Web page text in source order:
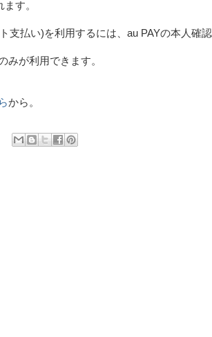
す。
支払い)を利用するには、au PAYの本人確
みが利用できます。
から。